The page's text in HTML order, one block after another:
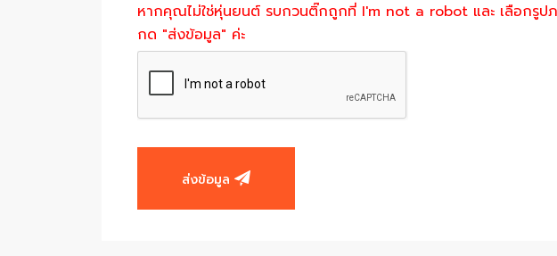
หากคุณไม่ใช่หุ่นยนต์ รบกวนติ๊กถูกที่ I'm not a robot และ เลือกรูป
กด "ส่งข้อมูล" ค่ะ
ส่งข้อมูล